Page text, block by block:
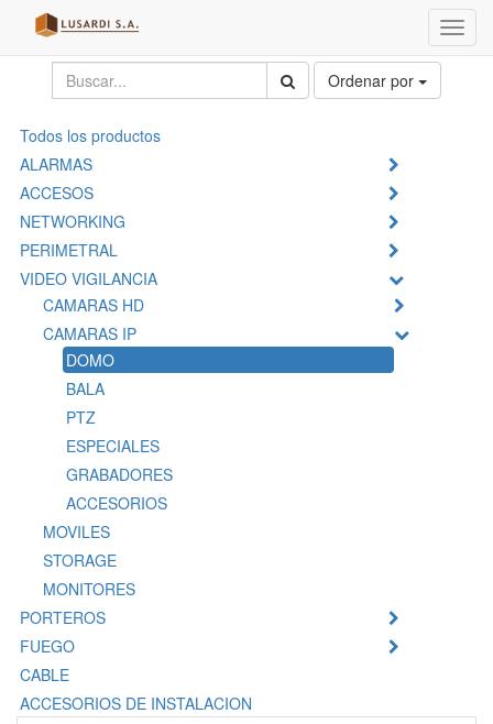
Menú
de
Ordenar por
Todos los productos
ALARMAS
ACCESOS
NETWORKING
PERIMETRAL
VIDEO VIGILANCIA
CAMARAS HD
CAMARAS IP
DOMO
BALA
PTZ
ESPECIALES
GRABADORES
ACCESORIOS
MOVILES
STORAGE
MONITORES
PORTEROS
FUEGO
CABLE
ACCESORIOS DE INSTALACION